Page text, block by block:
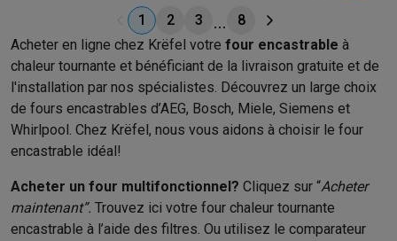
1 2 3
8
Acheter en ligne chez Krëfel votre four encastrable à
chaleur tournante et bénéficiant de la livraison gratuite et de
l'installation par nos spécialistes. Découvrez un large choix
de fours encastrables d’AEG, Bosch, Miele, Siemens et
Whirlpool. Chez Krëfel, nous vous aidons à choisir le four
encastrable idéal!
Acheter un four multifonctionnel? Cliquez sur “Acheter
maintenant”. Trouvez ici votre four chaleur tournante
encastrable à l’aide des filtres. Ou utilisez le comparateur